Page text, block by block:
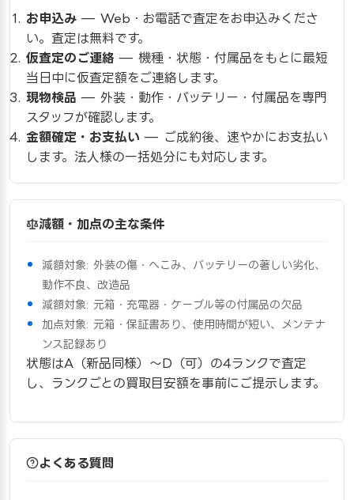
お申込み — Web・お電話で査定をお申込みくださ
い。査定は無料です。
仮査定のご連絡 — 機種・状態・付属品をもとに最短
当日中に仮査定額をご連絡します。
現物検品 — 外装・動作・バッテリー・付属品を専門
スタッフが確認します。
金額確定・お支払い — ご成約後、速やかにお支払い
します。法人様の一括処分にも対応します。
減額・加点の主な条件
減額対象: 外装の傷・へこみ、バッテリーの著しい劣化、
動作不良、改造品
減額対象: 元箱・充電器・ケーブル等の付属品の欠品
加点対象: 元箱・保証書あり、使用時間が短い、メンテナ
ンス記録あり
状態はA（新品同様）〜D（可）の4ランクで査定
し、ランクごとの買取目安額を事前にご提示します。
よくある質問